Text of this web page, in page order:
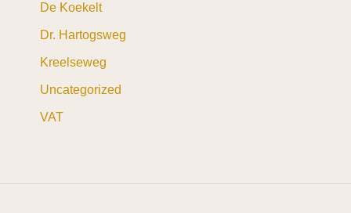
De Koekelt
Dr. Hartogsweg
Kreelseweg
Uncategorized
VAT